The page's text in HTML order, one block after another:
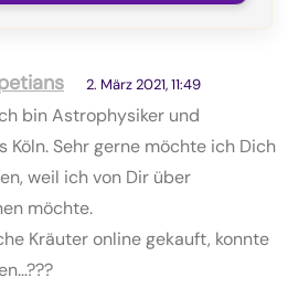
2. März 2021, 11:49
bin Astrophysiker und
Köln. Sehr gerne möchte ich Dich
weil ich von Dir über
möchte.
Kräuter online gekauft, konnte